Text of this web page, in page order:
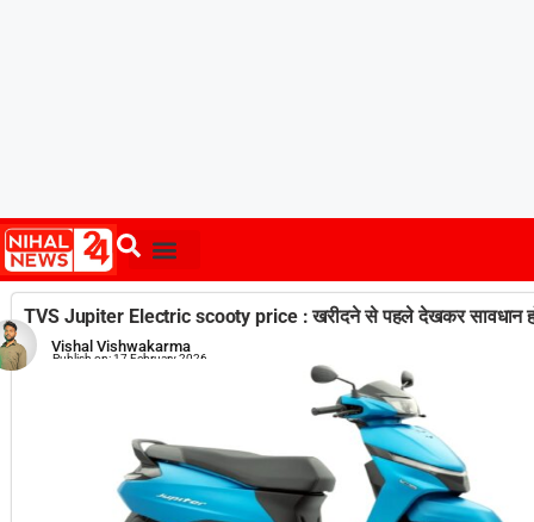
TVS Jupiter Electric scooty price : खरीदने से पहले देखकर सावधान
Vishal Vishwakarma
Publish on:17 February 2026